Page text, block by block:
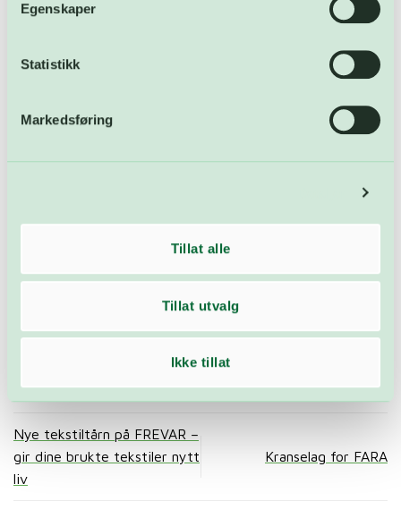
Egenskaper
Statistikk
Markedsføring
Tillat alle
Tillat utvalg
Ikke tillat
nærmeste butikk som selger denne type produkter. De
har plikt til å ta imot selv om det ikke er kjøpt der, sier
Nye tekstiltårn på FREVAR –
gir dine brukte tekstiler nytt
liv
Kranselag for FARA